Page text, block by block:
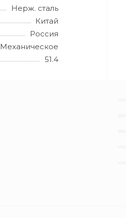
Нерж. сталь
Китай
Россия
Механическое
51.4